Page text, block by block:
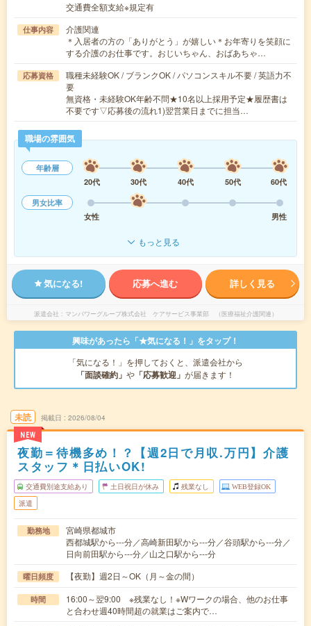
交通費全額支給※規定有
仕事内容
介護関連
＊入居者の方の「ありがとう」が嬉しい＊お年寄りを笑顔に
する介護のお仕事です。おじいちゃん、おばあちゃ…
応募資格
職種未経験OK / ブランクOK / パソコンスキル不要 / 英語力不
要
無資格・未経験OK年齢不問★10名以上採用予定★履歴書は
不要です▽応募後の流れ1)翌営業日までに担当…
職場の雰囲気
年齢層
20代
30代 40代 50代
60代
男女比率
女性
男性
もっと見る
気になる! 応募へ進む 詳しく見る
派遣会社 マンパワーグループ株式会社 ケアサービス事業部 （医療福祉介護関連）
興味があったら「★気になる！」をタップ！
「気になる！」を押しておくと、派遣会社から
「面談確約」 や 「応募歓迎」 が届きます！
未読
NEW
掲載日 2026/08/04
夜勤＝待機多め！？【週2日で月収.万円】介護
スタッフ＊日払いOK!
交通費別途支給あり 土日祝日が休み 残業なし WEB登録OK
派遣
勤務地
宮崎県都城市
西都城駅から---分／高崎新田駅から---分／谷頭駅から---分／
日向前田駅から---分／山之口駅から---分
曜日頻度 【夜勤】週2日～OK（月～金の間）
時間
16:00～翌9:00 ※残業なし！※Wワークの場合、他のお仕事
と合わせ週40時間超の就業はご案内で…